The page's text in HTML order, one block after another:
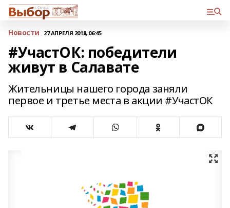
Новости 27 АПРЕЛЯ 2018, 06:45
#УчастОК: победители
живут в Салавате
Жительницы нашего города заняли
первое и третье места в акции #УчастОК